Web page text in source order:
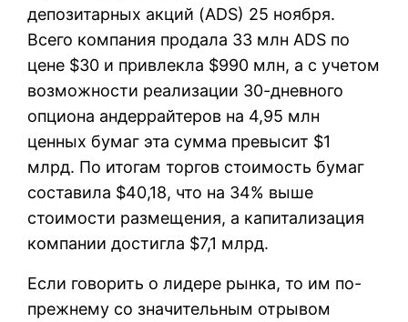
депозитарных акций (ADS) 25 ноября.
Всего компания продала 33 млн ADS по
цене $30 и привлекла $990 млн, а с учетом
возможности реализации 30-дневного
опциона андеррайтеров на 4,95 млн
ценных бумаг эта сумма превысит $1
млрд. По итогам торгов стоимость бумаг
составила $40,18, что на 34% выше
стоимости размещения, а капитализация
компании достигла $7,1 млрд.
Если говорить о лидере рынка, то им по-
прежнему со значительным отрывом